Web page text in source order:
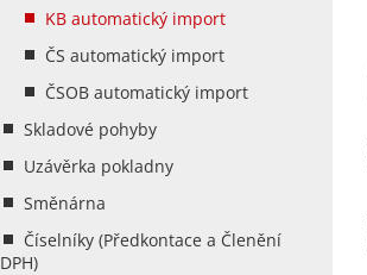
KB automatický import
ČS automatický import
ČSOB automatický import
Skladové pohyby
Uzávěrka pokladny
Směnárna
Číselníky (Předkontace a Členění
DPH)